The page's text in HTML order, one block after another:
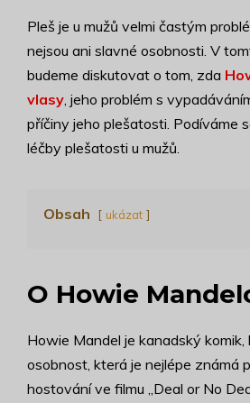
Pleš je u mužů velmi častým
nejsou ani slavné osobnosti. V
budeme diskutovat o tom, zda
vlasy, jeho problém s
příčiny jeho plešatosti. Podíváme
léčby plešatosti u mužů.
Obsah ukázat
O Howie
Howie Mandel je kanadský
osobnost, která je nejlépe známá
hostování ve filmu „Deal or No